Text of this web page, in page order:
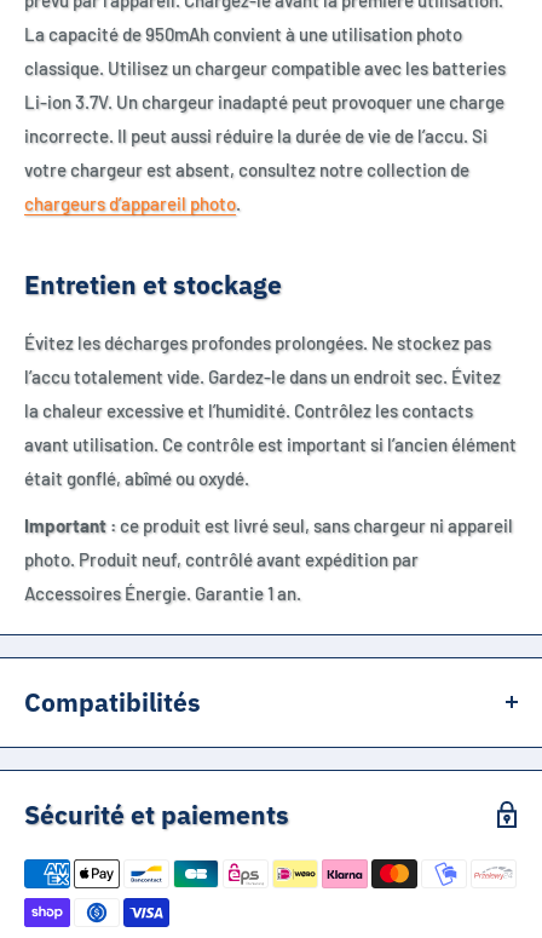
La capacité de 950mAh convient à une utilisation photo
classique. Utilisez un chargeur compatible avec les batteries
Li-ion 3.7V. Un chargeur inadapté peut provoquer une charge
incorrecte. Il peut aussi réduire la durée de vie de l’accu. Si
votre chargeur est absent, consultez notre collection de
chargeurs d’appareil photo.
Entretien et stockage
Évitez les décharges profondes prolongées. Ne stockez pas
l’accu totalement vide. Gardez-le dans un endroit sec. Évitez
la chaleur excessive et l’humidité. Contrôlez les contacts
avant utilisation. Ce contrôle est important si l’ancien élément
était gonflé, abîmé ou oxydé.
Important :ce produit est livré seul, sans chargeur ni appareil
photo. Produit neuf, contrôlé avant expédition par
Accessoires Énergie. Garantie 1 an.
Compatibilités
Panasonic DMW-BCN10
Panasonic DMW-BCN10E
Panasonic DMW-BCN10PP
Panasonic Lumix DMC-LF1
Sécurité et paiements